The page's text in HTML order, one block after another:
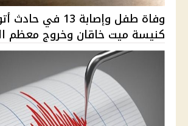
وفاة طفل وإصابة 13 في
كنيسة ميت خاقان وخروج معظم